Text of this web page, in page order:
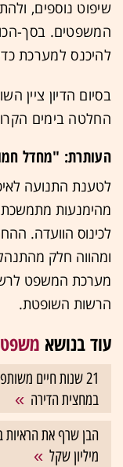
להיכנס למערכת
בסיום הדיון ציין
החלטה בימים
העותרת: "מחדל
לטענת התנועה
מהימנעות מתמשכת
לכינוס הוועדה.
ומהווה חלק
מערכת המשפט
הרשות השופטת.
עוד בנושא משפט
21 שנות חיים
במחצית הדירה
מיליון שקל